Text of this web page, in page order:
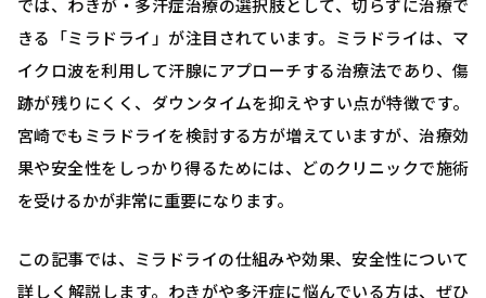
では、わきが・多汗症治療の選択肢として、切らずに治療で
きる「ミラドライ」が注目されています。ミラドライは、マ
イクロ波を利用して汗腺にアプローチする治療法であり、傷
跡が残りにくく、ダウンタイムを抑えやすい点が特徴です。
宮崎でもミラドライを検討する方が増えていますが、治療効
果や安全性をしっかり得るためには、どのクリニックで施術
を受けるかが非常に重要になります。
この記事では、ミラドライの仕組みや効果、安全性について
詳しく解説します。わきがや多汗症に悩んでいる方は、ぜひ